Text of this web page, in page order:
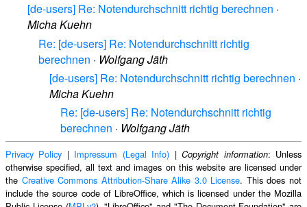
[de-users] Re: Notendurchschnitt richtig berechnen ·
Micha Kuehn
Re: [de-users] Re: Notendurchschnitt richtig
berechnen · Wolfgang Jäth
[de-users] Re: Notendurchschnitt richtig berechnen ·
Micha Kuehn
Re: [de-users] Re: Notendurchschnitt richtig
berechnen · Wolfgang Jäth
Privacy Policy | Impressum (Legal Info) |Copyright information: Unless
otherwise specified, all text and images on this website are licensed under
the Creative Commons Attribution-Share Alike 3.0 License. This does not
include the source code of LibreOffice, which is licensed under the Mozilla